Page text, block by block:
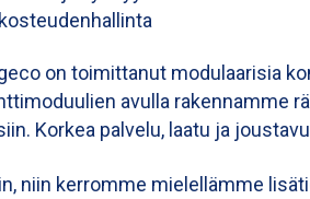
on toimittanut modulaarisia
avulla rakennamme
Korkea palvelu, laatu ja
niin kerromme mielellämme